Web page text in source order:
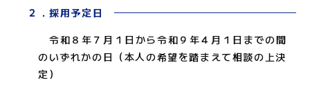
２．採用予定日
令和８年７月１日から令和９年４月１日までの間
のいずれかの日（本人の希望を踏まえて相談の上決
定）